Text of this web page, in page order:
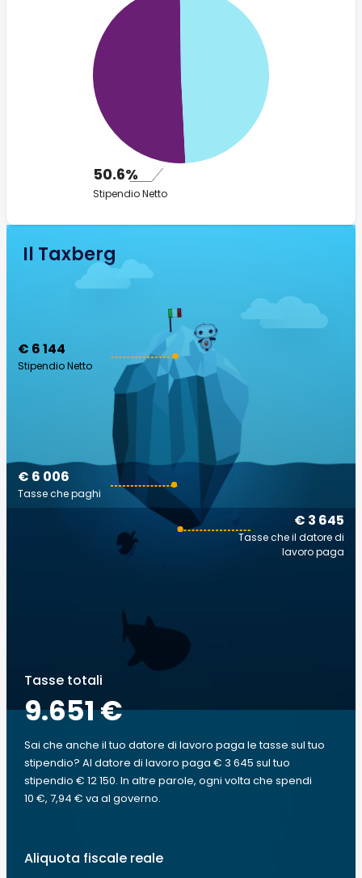
50.6%
Stipendio Netto
Il Taxberg
€ 6 144
Stipendio Netto
€ 3 645
Tasse che il datore di
lavoro paga
€ 6 006
Tasse che paghi
Tasse totali
9.651 €
Sai che anche il tuo datore di lavoro paga le tasse sul tuo
stipendio? Al datore di lavoro paga € 3 645 sul tuo
stipendio € 12 150. In altre parole, ogni volta che spendi
10 €, 7,94 € va al governo.
Aliquota fiscale reale